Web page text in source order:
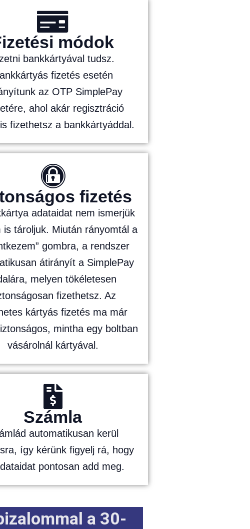
módok
bankkártyával tudsz.
fizetés esetén
az OTP SimplePay
ahol akár regisztráció
fizethetsz a bankkártyáddal.
fizetés
adataidat nem ismerjük
is tároljuk. Miután rányomtál a
gombra, a rendszer
átirányít a SimplePay
melyen tökéletesen
fizethetsz. Az
kártyás fizetés ma már
mintha egy boltban
vásárolnál kártyával.
Számla
automatikusan kerül
így kérünk figyelj rá, hogy
pontosan add meg.
a 30-